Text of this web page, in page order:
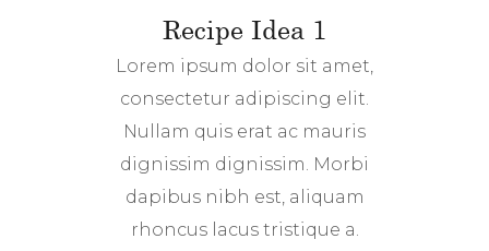
Recipe Idea 1
Lorem ipsum dolor sit amet,
consectetur adipiscing elit.
Nullam quis erat ac mauris
dignissim dignissim. Morbi
dapibus nibh est, aliquam
rhoncus lacus tristique a.